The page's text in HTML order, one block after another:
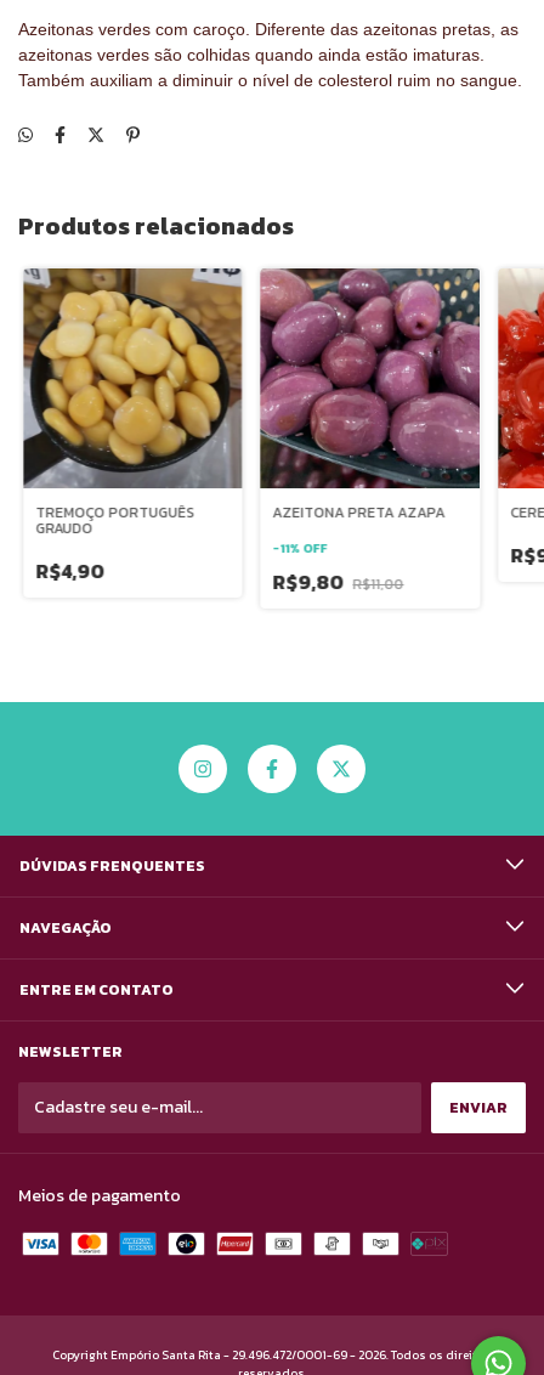
Azeitonas verdes com caroço. Diferente das azeitonas pretas, as
azeitonas verdes são colhidas quando ainda estão imaturas.
Também auxiliam a diminuir o nível de colesterol ruim no sangue.
Produtos relacionados
TREMOÇO PORTUGUÊS
GRAUDO
R$4,90
AZEITONA PRETA AZAPA
-11% OFF
R$9,80 R$11,00
DÚVIDAS FRENQUENTES
NAVEGAÇÃO
ENTRE EM CONTATO
NEWSLETTER
Meios de pagamento
Copyright Empório Santa Rita - 29.496.472/0001-69 - 2026. Todos os direitos